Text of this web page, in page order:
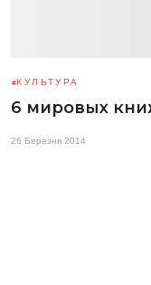
КУЛЬТУРА
6 мировых
26 Березня 2014